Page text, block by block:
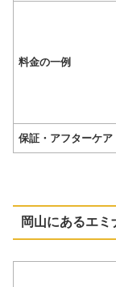
料金の一例
保証・アフターケア
岡山にあるエ